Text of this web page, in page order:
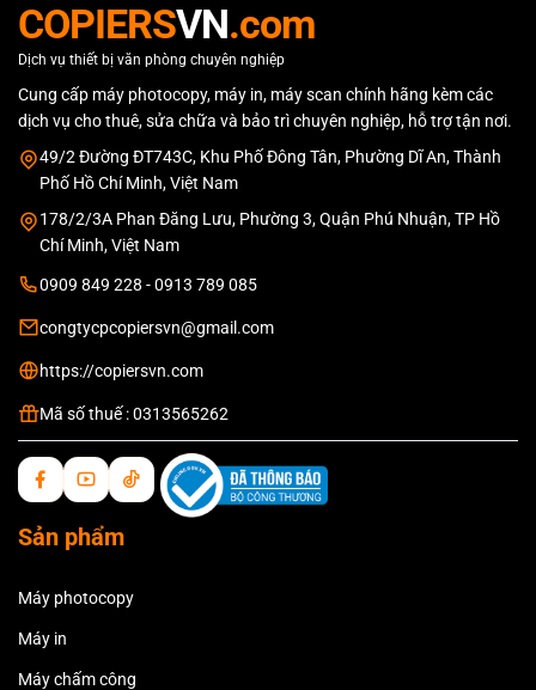
COPIERSVN.com
Dịch vụ thiết bị văn phòng chuyên nghiệp
Cung cấp máy photocopy, máy in, máy scan chính hãng kèm các
dịch vụ cho thuê, sửa chữa và bảo trì chuyên nghiệp, hỗ trợ tận nơi.
49/2 Đường ĐT743C, Khu Phố Đông Tân, Phường Dĩ An, Thành
Phố Hồ Chí Minh, Việt Nam
178/2/3A Phan Đăng Lưu, Phường 3, Quận Phú Nhuận, TP Hồ
Chí Minh, Việt Nam
0909 849 228 - 0913 789 085
congtycpcopiersvn@gmail.com
https://copiersvn.com
Mã số thuế : 0313565262
Sản phẩm
Máy photocopy
Máy in
Máy chấm công